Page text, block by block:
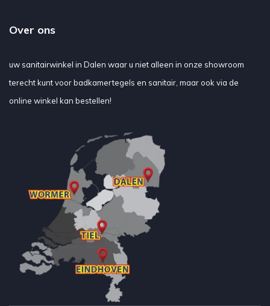
Over ons
uw sanitairwinkel in Dalen waar u niet alleen in onze showroom
terecht kunt voor badkamertegels en sanitair, maar ook via de
online winkel kan bestellen!